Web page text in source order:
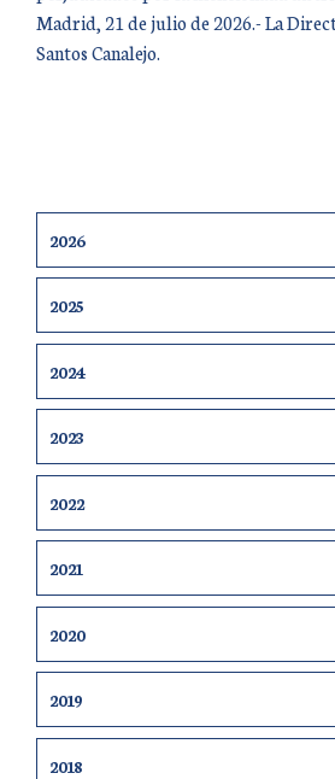
Madrid, 21 de julio de 2026.- La
Santos Canalejo.
2026
2025
2024
2023
2022
2021
2020
2019
2018